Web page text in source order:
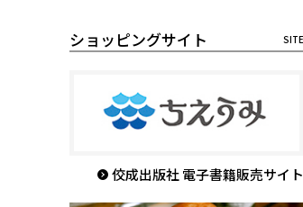
ショッピングサイト
佼成出版社 電子書籍販売サイト